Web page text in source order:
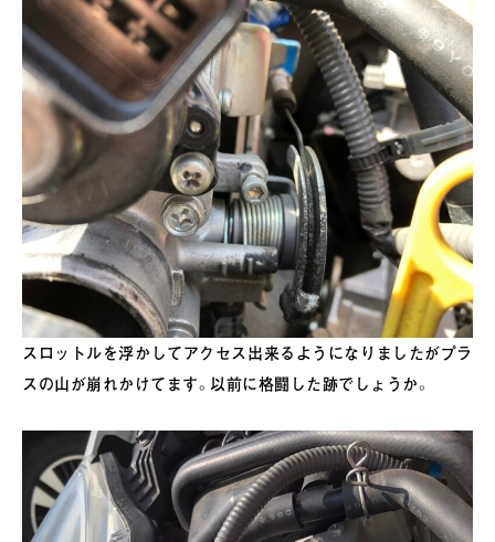
スロットルを浮かしてアクセス出来るようになりましたがプラ
スの山が崩れかけてます。以前に格闘した跡でしょうか。